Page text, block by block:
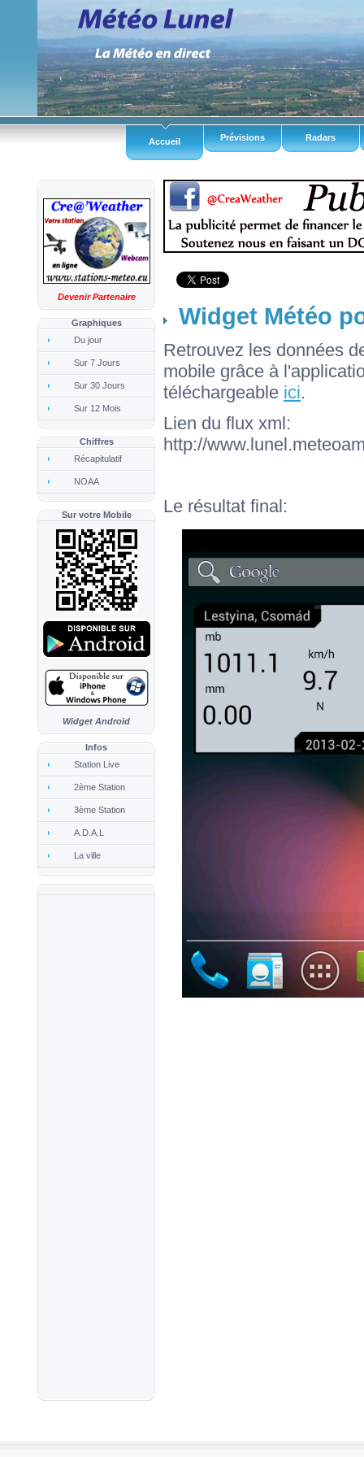
Accueil Prévisions Radars
Devenir Partenaire
Graphiques
Du jour
Sur 7 Jours
Sur 30 Jours
Sur 12 Mois
Chiffres
Récapitulatif
NOAA
Sur votre Mobile
Widget Android
Infos
Station Live
2ème Station
3ème Station
A.D.A.L
La ville
Widget Météo
Retrouvez les données
mobile grâce à
téléchargeable ici.
Lien du flux xml:
http://
Le résultat final: